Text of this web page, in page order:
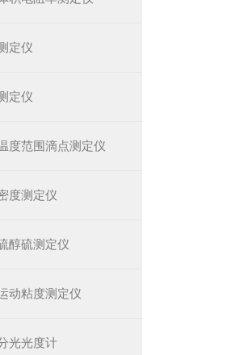
定仪
定仪
度范围滴点测定仪
度测定仪
醇硫测定仪
动粘度测定仪
光光度计